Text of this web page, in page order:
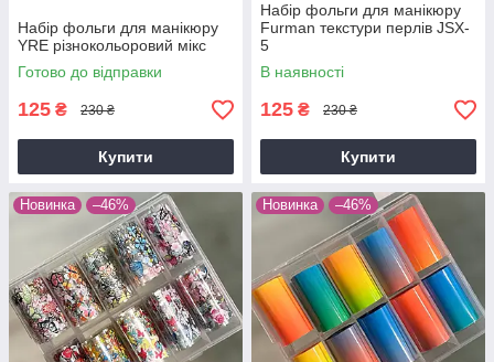
Набір фольги для манікюру
YRE різнокольоровий мікс
Готово до відправки
125 ₴ 230 ₴
Купити
Набір фольги для манікюру
Furman текстури перлів JSX-
5
В наявності
125 ₴ 230 ₴
Купити
Новинка –46% Новинка –46%